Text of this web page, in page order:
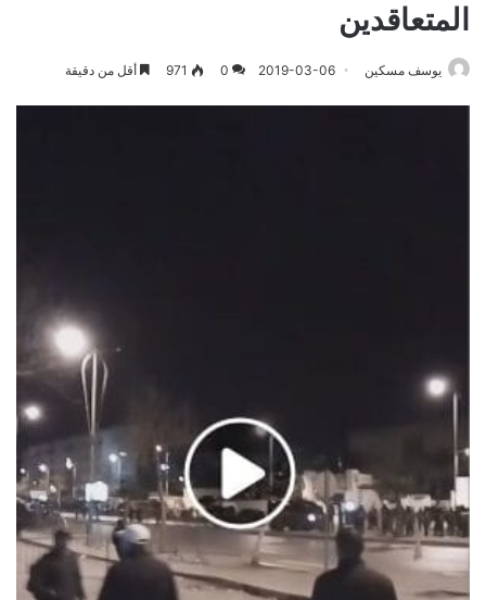
المتعاقدين
يوسف مسكين 2019-03-06
0
971 أقل من دقيقة